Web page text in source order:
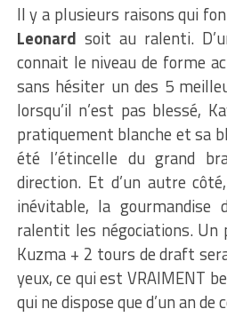
Il y a plusieurs raisons qui
Leonard soit au ralenti.
connait le niveau de forme
sans hésiter un des 5
lorsqu’il n’est pas blessé,
pratiquement blanche et sa
été l’étincelle du grand
direction. Et d’un autre
inévitable, la gourmandise
ralentit les négociations. Un
Kuzma + 2 tours de draft
yeux, ce qui est VRAIMENT
qui ne dispose que d’un an